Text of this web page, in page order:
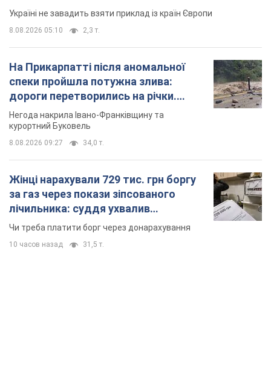
Україні не завадить взяти приклад із країн Європи
8.08.2026 05:10 2,3 т.
На Прикарпатті після аномальної
спеки пройшла потужна злива:
дороги перетворились на річки.
Відео
Негода накрила Івано-Франківщину та
курортний Буковель
8.08.2026 09:27 34,0 т.
Жінці нарахували 729 тис. грн боргу
за газ через покази зіпсованого
лічильника: суддя ухвалив
неочікуване рішення
Чи треба платити борг через донарахування
10 часов назад 31,5 т.